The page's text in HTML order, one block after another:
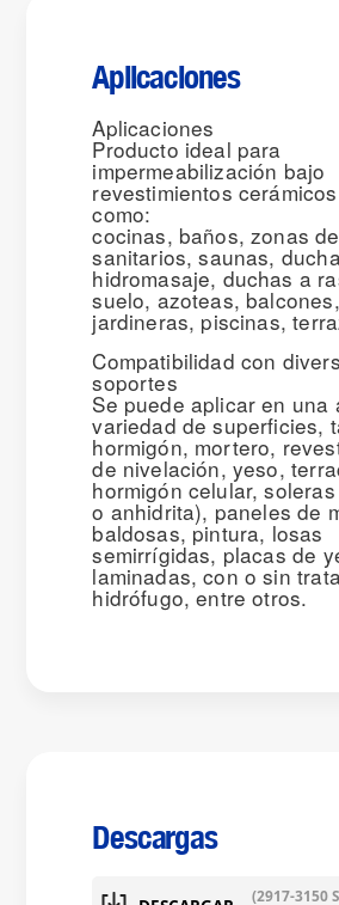
Aplicaciones
Aplicaciones
Producto ideal para
impermeabilización bajo
revestimientos
como:
cocinas, baños, zonas de
sanitarios, saunas,
hidromasaje, duchas a
suelo, azoteas, balcones,
jardineras, piscinas,
Compatibilidad con
soportes
Se puede aplicar en una
variedad de superficies,
hormigón, mortero,
de nivelación, yeso,
hormigón celular,
o anhidrita), paneles de
baldosas, pintura, losas
semirrígidas, placas de
laminadas, con o sin
hidrófugo, entre otros.
Descargas
(2917-3150